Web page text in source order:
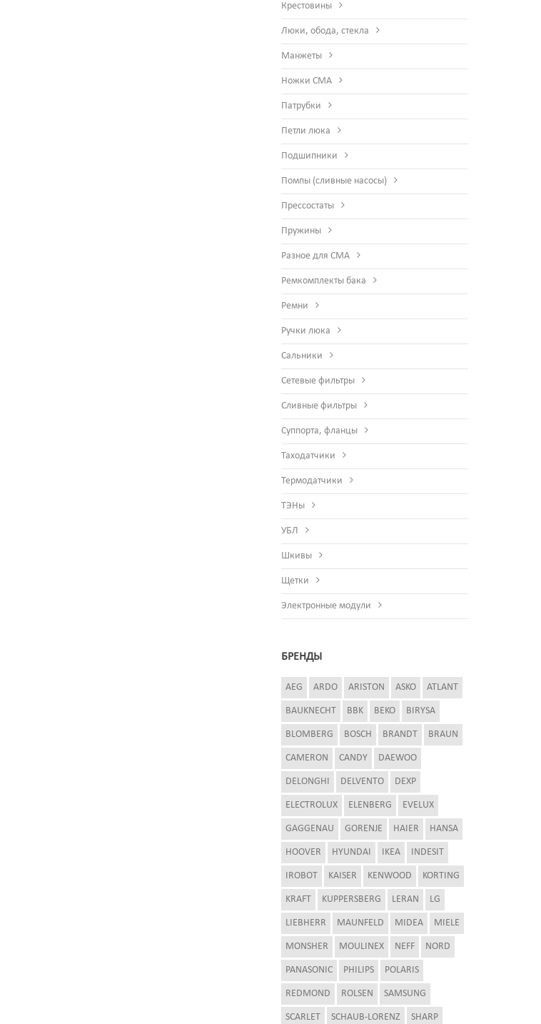
Крестовины
Люки, обода, стекла
Манжеты
Ножки СМА
Патрубки
Петли люка
Подшипники
Помпы (сливные насосы)
Прессостаты
Пружины
Разное для СМА
Ремкомплекты бака
Ремни
Ручки люка
Сальники
Сетевые фильтры
Сливные фильтры
Суппорта, фланцы
Таходатчики
Термодатчики
ТЭНы
УБЛ
Шкивы
Щетки
Электронные модули
БРЕНДЫ
AEG ARDO ARISTON ASKO ATLANT
BAUKNECHT BBK BEKO BIRYSA
BLOMBERG BOSCH BRANDT BRAUN
CAMERON CANDY DAEWOO
DELONGHI DELVENTO DEXP
ELECTROLUX ELENBERG EVELUX
GAGGENAU GORENJE HAIER HANSA
HOOVER HYUNDAI IKEA INDESIT
IROBOT KAISER KENWOOD KORTING
KRAFT KUPPERSBERG LERAN LG
LIEBHERR MAUNFELD MIDEA MIELE
MONSHER MOULINEX NEFF NORD
PANASONIC PHILIPS POLARIS
REDMOND ROLSEN SAMSUNG
SCARLET SCHAUB-LORENZ SHARP